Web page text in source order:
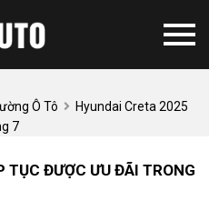
Ô Tô
Hyundai Creta 2025
7
TỤC ĐƯỢC ƯU ĐÃI TRONG